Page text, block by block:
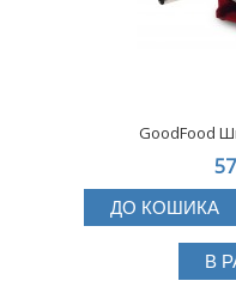
GoodFood
ДО КОШИКА
В